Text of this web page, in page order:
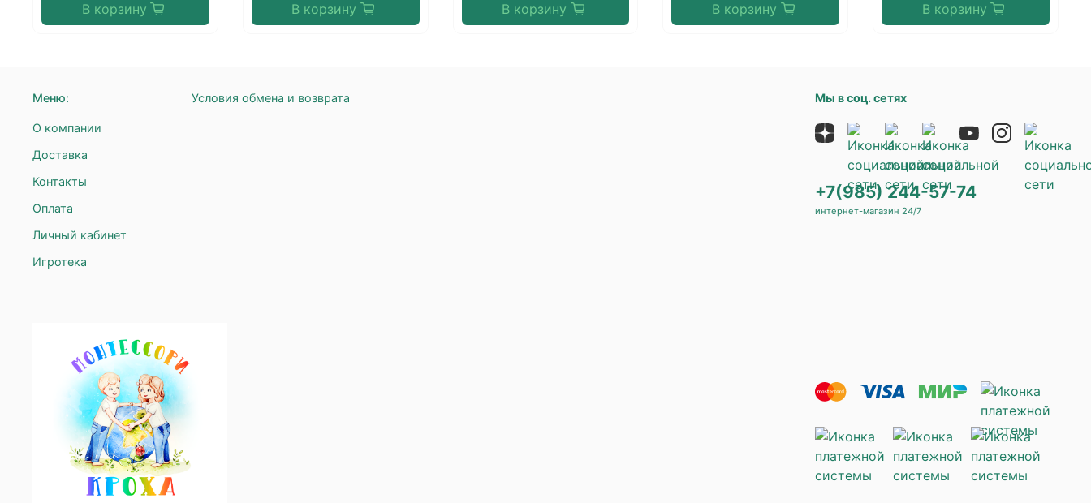
В корзину В корзину В корзину В корзину В корзину
Меню:
О компании
Доставка
Контакты
Оплата
Личный кабинет
Игротека
Условия обмена и возврата Мы в соц. сетях
+7(985) 244-57-74
интернет-магазин 24/7